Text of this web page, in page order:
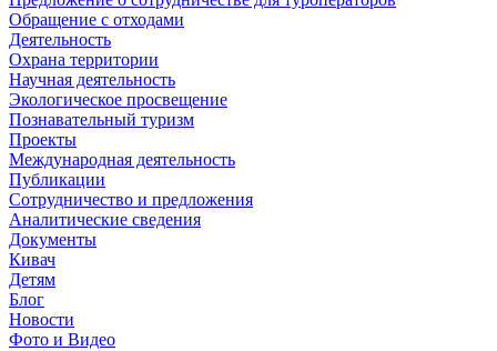
Обращение с отходами
Деятельность
Охрана территории
Научная деятельность
Экологическое просвещение
Познавательный туризм
Проекты
Международная деятельность
Публикации
Сотрудничество и предложения
Аналитические сведения
Документы
Кивач
Детям
Блог
Новости
Фото и Видео